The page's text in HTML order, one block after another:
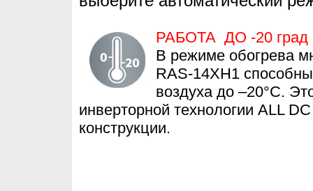
РАБОТА ДО -20 град
В режиме обогрева
RAS-14XH1
воздуха до –20°С.
инверторной технологии ALL
конструкции.